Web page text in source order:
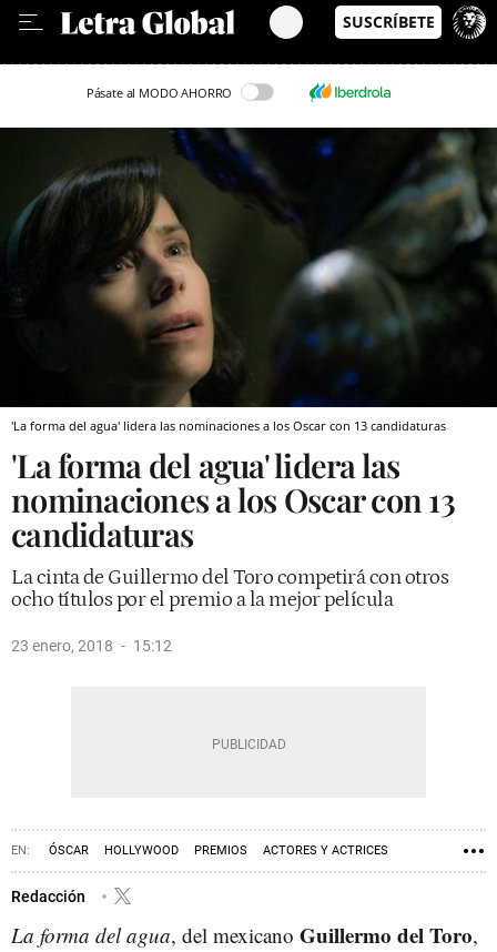
Pásate al MODO AHORRO
'La forma del agua' lidera las nominaciones a los Oscar con 13 candidaturas
'La forma del agua' lidera las
nominaciones a los Oscar con 13
candidaturas
La cinta de Guillermo del Toro competirá con otros
ocho títulos por el premio a la mejor película
23 enero, 2018 15:12
ÓSCAR HOLLYWOOD PREMIOS ACTORES Y ACTRICES
PELÍCULAS
Redacción
La forma del agua, del mexicano Guillermo del Toro,